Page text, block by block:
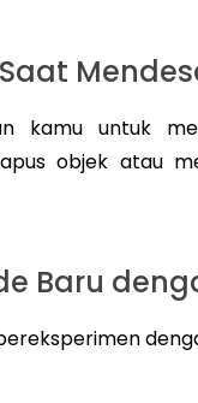
kamu untuk
objek atau
Baru